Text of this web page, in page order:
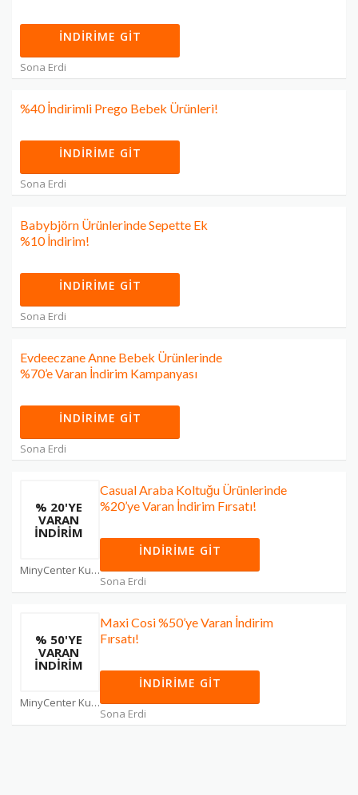
İNDIRIME GIT
Sona Erdi
%40 İndirimli Prego Bebek Ürünleri!
İNDIRIME GIT
Sona Erdi
Babybjörn Ürünlerinde Sepette Ek
%10 İndirim!
İNDIRIME GIT
Sona Erdi
Evdeeczane Anne Bebek Ürünlerinde
%70’e Varan İndirim Kampanyası
İNDIRIME GIT
Sona Erdi
% 20'YE
VARAN
İNDIRIM
MinyCenter Kuponları
Casual Araba Koltuğu Ürünlerinde
%20’ye Varan İndirim Fırsatı!
İNDIRIME GIT
Sona Erdi
% 50'YE
VARAN
İNDIRIM
MinyCenter Kuponları
Maxi Cosi %50’ye Varan İndirim
Fırsatı!
İNDIRIME GIT
Sona Erdi